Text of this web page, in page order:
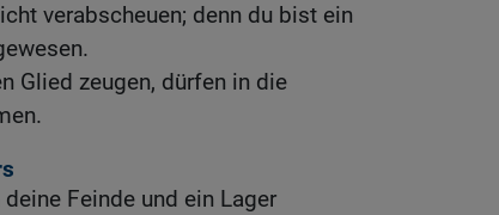
verabscheuen; denn du bist ein
Glied zeugen, dürfen in die
Feinde und ein Lager